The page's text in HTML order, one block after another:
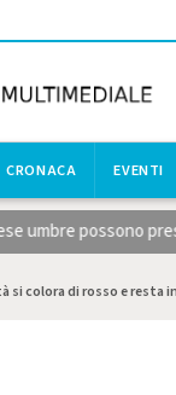
CRONACA EVENTI
possono
colora di rosso e resta